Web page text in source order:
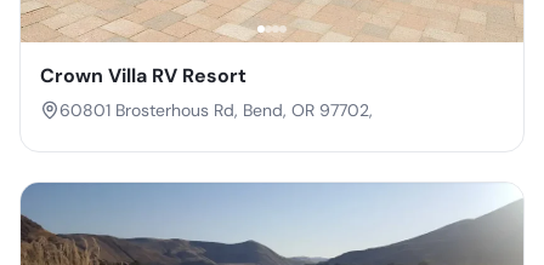
Crown Villa RV Resort
60801 Brosterhous Rd, Bend, OR 97702,